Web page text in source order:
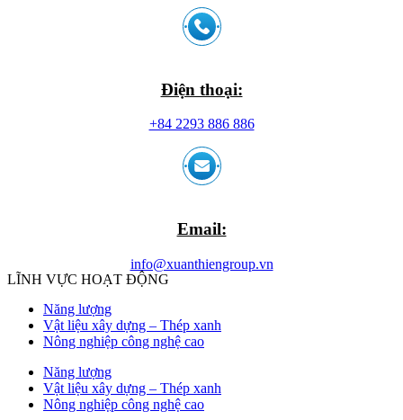
Điện thoại:
+84 2293 886 886
Email:
info@xuanthiengroup.vn
LĨNH VỰC HOẠT ĐỘNG
Năng lượng
Vật liệu xây dựng – Thép xanh
Nông nghiệp công nghệ cao
Năng lượng
Vật liệu xây dựng – Thép xanh
Nông nghiệp công nghệ cao